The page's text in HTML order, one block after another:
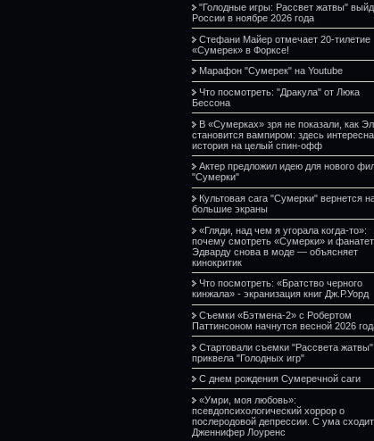
"Голодные игры: Рассвет жатвы"
России в ноябре 2026 года
Стефани Майер отмечает 20-тилетие
«Сумерек» в Форксе!
Марафон "Сумерек" на Youtube
Что посмотреть: "Дракула" от Люка
Бессона
В «Сумерках» зря не показали, как
становится вампиром: здесь
история на целый спин-офф
Актер предложил идею для нового
"Сумерки"
Культовая сага "Сумерки" вернется
большие экраны
«Гляди, над чем я угорала когда-то»:
почему смотреть «Сумерки» и
Эдварду снова в моде — объясняет
кинокритик
Что посмотреть: «Братство черного
кинжала» - экранизация книг Дж.Р.Уорд
Съемки «Бэтмена-2» с Робертом
Паттинсоном начнутся весной 2026
Стартовали съемки "Рассвета
приквела "Голодных игр"
С днем рождения Сумеречной саги
«Умри, моя любовь»:
псевдопсихологический хоррор о
послеродовой депрессии. С ума сходит
Дженнифер Лоуренс